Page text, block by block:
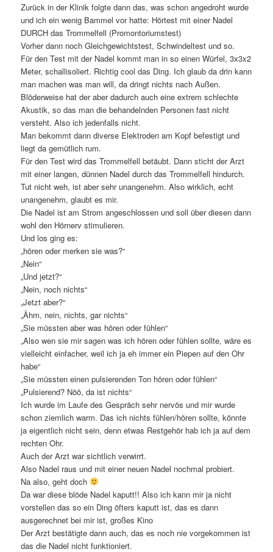
Zurück in der Klinik folgte dann das, was schon angedroht wurde
und ich ein wenig Bammel vor hatte: Hörtest mit einer Nadel
DURCH das Trommelfell (Promontoriumstest)
Vorher dann noch Gleichgewichtstest, Schwindeltest und so.
Für den Test mit der Nadel kommt man in so einen Würfel, 3x3x2
Meter, schallisoliert. Richtig cool das Ding. Ich glaub da drin kann
man machen was man will, da dringt nichts nach Außen.
Blöderweise hat der aber dadurch auch eine extrem schlechte
Akustik, so das man die behandelnden Personen fast nicht
versteht. Also ich jedenfalls nicht.
Man bekommt dann diverse Elektroden am Kopf befestigt und
liegt da gemütlich rum.
Für den Test wird das Trommelfell betäubt. Dann sticht der Arzt
mit einer langen, dünnen Nadel durch das Trommelfell hindurch.
Tut nicht weh, ist aber sehr unangenehm. Also wirklich, echt
unangenehm, glaubt es mir.
Die Nadel ist am Strom angeschlossen und soll über diesen dann
wohl den Hörnerv stimulieren.
Und los ging es:
„hören oder merken sie was?“
„Nein“
„Und jetzt?“
„Nein, noch nichts“
„Jetzt aber?“
„Ähm, nein, nichts, gar nichts“
„Sie müssten aber was hören oder fühlen“
„Also wen sie mir sagen was ich hören oder fühlen sollte, wäre es
vielleicht einfacher, weil ich ja eh immer ein Piepen auf den Ohr
habe“
„Sie müssten einen pulsierenden Ton hören oder fühlen“
„Pulsierend? Nöö, da ist nichts“
Ich wurde im Laufe des Gespräch sehr nervös und mir wurde
schon ziemlich warm. Das ich nichts fühlen/hören sollte, könnte
ja eigentlich nicht sein, denn etwas Restgehör hab ich ja auf dem
rechten Ohr.
Auch der Arzt war sichtlich verwirrt.
Also Nadel raus und mit einer neuen Nadel nochmal probiert.
Na also, geht doch
Da war diese blöde Nadel kaputt!! Also ich kann mir ja nicht
vorstellen das so ein Ding öfters kaputt ist, das es dann
ausgerechnet bei mir ist, großes Kino
Der Arzt bestätigte dann auch, das es noch nie vorgekommen ist
das die Nadel nicht funktioniert.